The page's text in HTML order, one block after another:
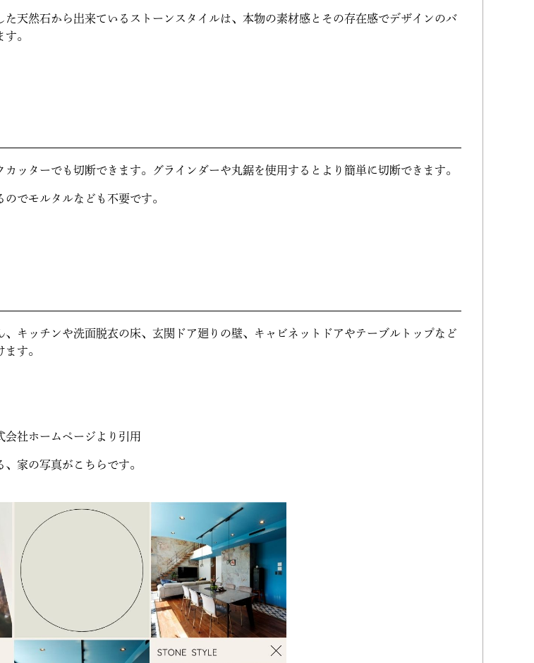
た天然石から出来ているストーンスタイルは、本物の素材感とその存在感でデザインのバ
。
ッターでも切断できます。グラインダーや丸鋸を使用するとより簡単に切断できます。
でモルタルなども不要です。
、キッチンや洗面脱衣の床、玄関ドア廻りの壁、キャビネットドアやテーブルトップなど
す。
社ホームページより引用
家の写真がこちらです。